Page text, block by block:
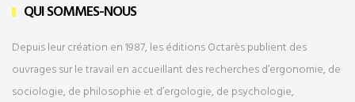
QUI SOMMES-NOUS
Depuis leur création en 1987, les éditions Octarès publient des
ouvrages sur le travail en accueillant des recherches d’ergonomie, de
sociologie, de philosophie et d’ergologie, de psychologie,